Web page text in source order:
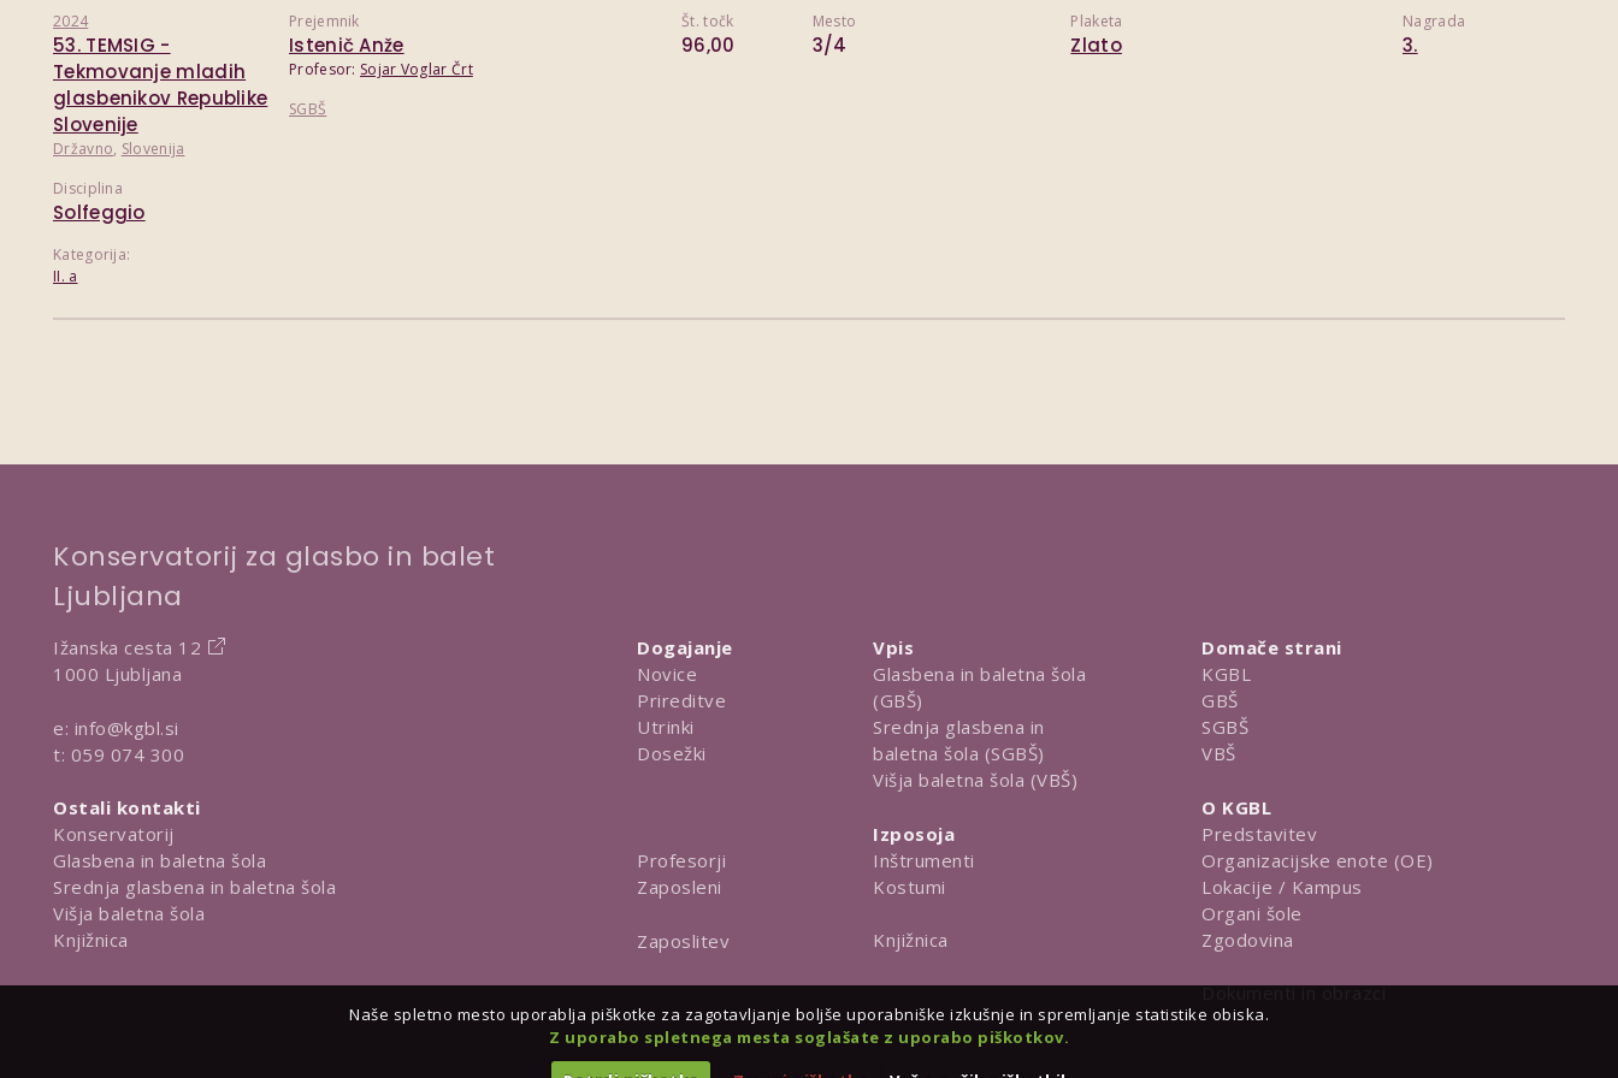
2024
53. TEMSIG -
Tekmovanje mladih
glasbenikov Republike
Slovenije
Državno, Slovenija
Disciplina
Solfeggio
Kategorija:
II. a
Prejemnik
Istenič Anže
Profesor: Sojar Voglar Črt
SGBŠ
Št. točk
96,00
Mesto
3/4
Plaketa
Zlato
Nagrada
3.
Konservatorij za glasbo in balet
Ljubljana
Ižanska cesta 12
1000 Ljubljana
e: info@kgbl.si
t: 059 074 300
Ostali kontakti
Konservatorij
Glasbena in baletna šola
Srednja glasbena in baletna šola
Višja baletna šola
Knjižnica
Dogajanje
Novice
Prireditve
Utrinki
Dosežki
Profesorji
Zaposleni
Zaposlitev
Vpis
Glasbena in baletna šola
(GBŠ)
Srednja glasbena in
baletna šola (SGBŠ)
Višja baletna šola (VBŠ)
Izposoja
Inštrumenti
Kostumi
Knjižnica
Domače strani
KGBL
GBŠ
SGBŠ
VBŠ
O KGBL
Predstavitev
Organizacijske enote (OE)
Lokacije / Kampus
Organi šole
Zgodovina
Dokumenti in obrazci
Naše spletno mesto uporablja piškotke za zagotavljanje boljše uporabniške izkušnje in spremljanje statistike obiska.
Z uporabo spletnega mesta soglašate z uporabo piškotkov.